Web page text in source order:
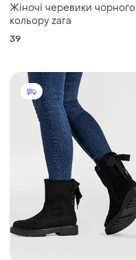
Жіночі черевики чорного
кольору zara
39